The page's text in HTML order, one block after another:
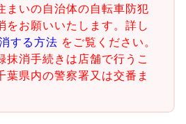
まいの自治体の自転車防犯
をお願いいたします。詳し
する方法 をご覧ください。
消手続きは店舗で行うこ
葉県内の警察署又は交番ま